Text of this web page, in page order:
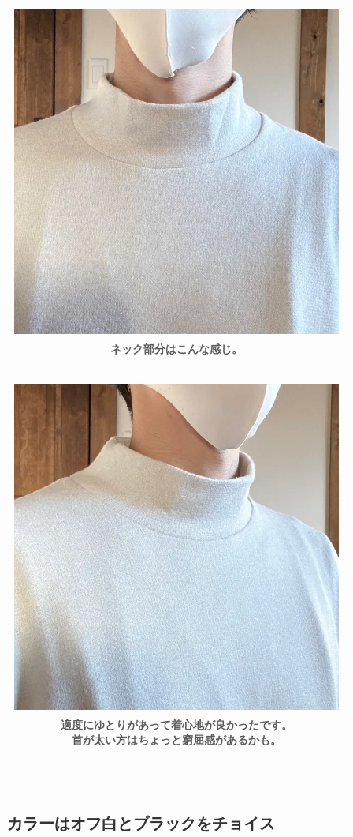
ネック部分はこんな感じ。
適度にゆとりがあって着心地が良かったです。
首が太い方はちょっと窮屈感があるかも。
カラーはオフ白とブラックをチョイス